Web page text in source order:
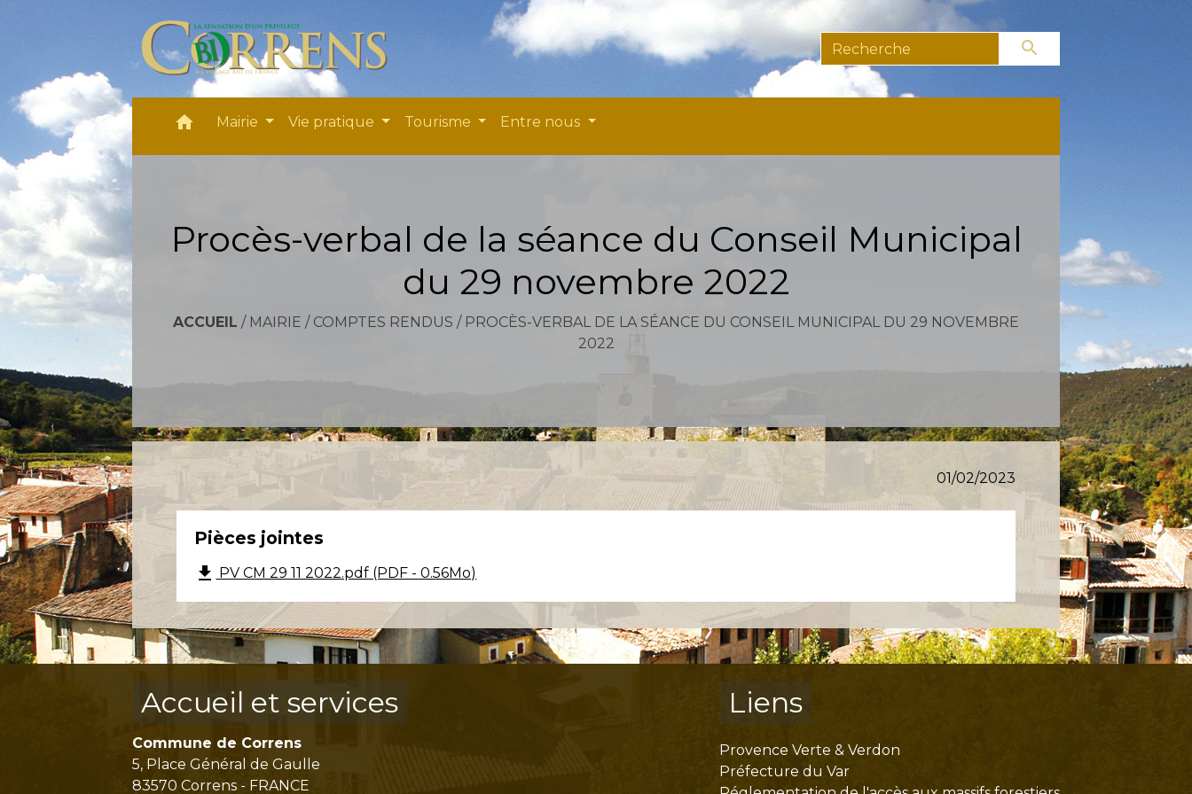
search
home Mairie Vie pratique Tourisme Entre nous
Procès-verbal de la séance du Conseil Municipal
du 29 novembre 2022
ACCUEIL / MAIRIE / COMPTES RENDUS / PROCÈS-VERBAL DE LA SÉANCE DU CONSEIL MUNICIPAL DU 29 NOVEMBRE
2022
01/02/2023
Pièces jointes
file_download PV CM 29 11 2022.pdf (PDF - 0.56Mo)
Accueil et services
Commune de Correns
5, Place Général de Gaulle
83570 Correns - FRANCE
Liens
Provence Verte & Verdon
Préfecture du Var